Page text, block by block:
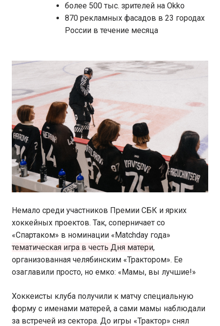
более 500 тыс. зрителей на Okko
870 рекламных фасадов в 23 городах
России в течение месяца
Немало среди участников Премии СБК и ярких
хоккейных проектов. Так, соперничает со
«Спартаком» в номинации «Matchday года»
тематическая игра в честь Дня матери,
организованная челябинским «Трактором». Ее
озаглавили просто, но емко: «Мамы, вы лучшие!»
Хоккеисты клуба получили к матчу специальную
форму с именами матерей, а сами мамы наблюдали
за встречей из сектора. До игры «Трактор» снял